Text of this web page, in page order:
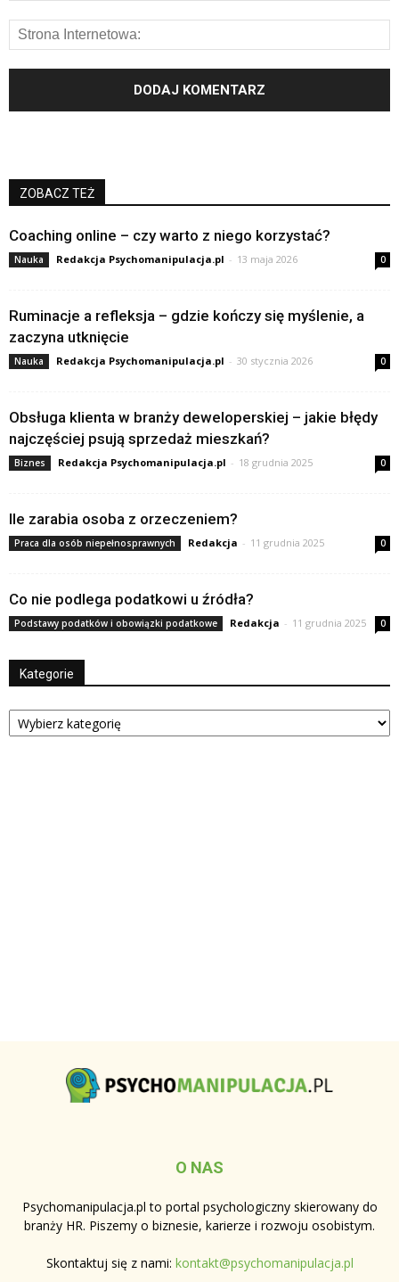
ZOBACZ TEŻ
Coaching online – czy warto z niego korzystać?
Nauka Redakcja Psychomanipulacja.pl - 13 maja 2026 0
Ruminacje a refleksja – gdzie kończy się myślenie, a
zaczyna utknięcie
Nauka Redakcja Psychomanipulacja.pl - 30 stycznia 2026 0
Obsługa klienta w branży deweloperskiej – jakie błędy
najczęściej psują sprzedaż mieszkań?
Biznes Redakcja Psychomanipulacja.pl - 18 grudnia 2025 0
Ile zarabia osoba z orzeczeniem?
Praca dla osób niepełnosprawnych Redakcja - 11 grudnia 2025 0
Co nie podlega podatkowi u źródła?
Podstawy podatków i obowiązki podatkowe Redakcja - 11 grudnia 2025 0
Kategorie
Kategorie
O NAS
Psychomanipulacja.pl to portal psychologiczny skierowany do
branży HR. Piszemy o biznesie, karierze i rozwoju osobistym.
Skontaktuj się z nami: kontakt@psychomanipulacja.pl